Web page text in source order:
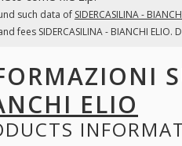
such data of SIDERCASILINA -
fees SIDERCASILINA - BIANCHI
ELIO